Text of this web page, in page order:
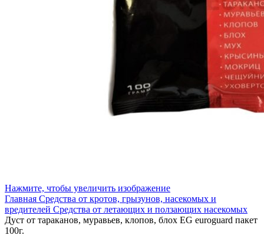
Нажмите, чтобы увеличить изображение
Главная Средства от кротов, грызунов, насекомых и
вредителей Средства от летающих и ползающих насекомых
Дуст от тараканов, муравьев, клопов, блох EG euroguard пакет
100г.